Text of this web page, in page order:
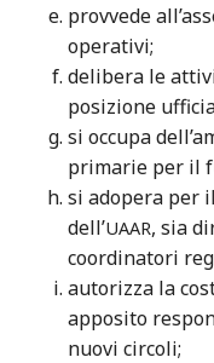
provvede
operativi;
delibera le
posizione
si occupa
primarie per il
si adopera per
dell’UAAR, sia
coordinatori
autorizza la
apposito
nuovi circoli;